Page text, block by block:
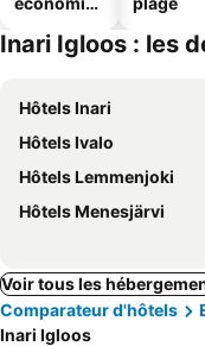
Inari Igloos : les
Hôtels Inari
Hôtels Ivalo
Hôtels Lemmenjoki
Hôtels Menesjärvi
Voir tous les
Comparateur d'hôtels
Inari Igloos